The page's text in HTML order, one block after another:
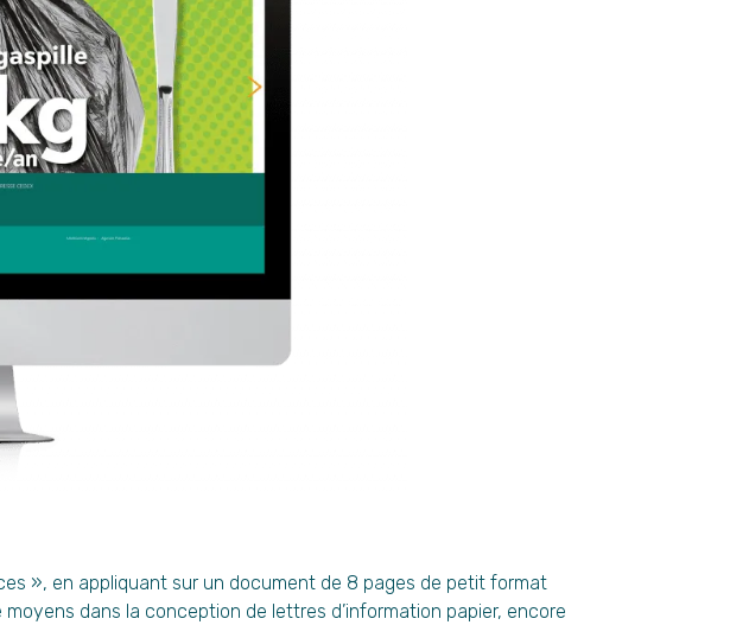
», en appliquant sur un document de 8 pages de petit format
dans la conception de lettres d’information papier, encore